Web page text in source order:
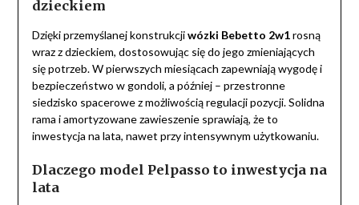
dzieckiem
Dzięki przemyślanej konstrukcjiwózki Bebetto 2w1rosną
wraz z dzieckiem, dostosowując się do jego zmieniających
się potrzeb. W pierwszych miesiącach zapewniają wygodę i
bezpieczeństwo w gondoli, a później – przestronne
siedzisko spacerowe z możliwością regulacji pozycji. Solidna
rama i amortyzowane zawieszenie sprawiają, że to
inwestycja na lata, nawet przy intensywnym użytkowaniu.
Dlaczego model Pelpasso to inwestycja na
lata